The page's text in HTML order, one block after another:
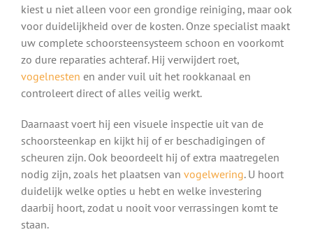
kiest u niet alleen voor een grondige reiniging, maar ook
voor duidelijkheid over de kosten. Onze specialist maakt
uw complete schoorsteensysteem schoon en voorkomt
zo dure reparaties achteraf. Hij verwijdert roet,
vogelnesten en ander vuil uit het rookkanaal en
controleert direct of alles veilig werkt.
Daarnaast voert hij een visuele inspectie uit van de
schoorsteenkap en kijkt hij of er beschadigingen of
scheuren zijn. Ook beoordeelt hij of extra maatregelen
nodig zijn, zoals het plaatsen van vogelwering. U hoort
duidelijk welke opties u hebt en welke investering
daarbij hoort, zodat u nooit voor verrassingen komt te
staan.